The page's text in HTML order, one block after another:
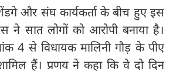
शेंडगे और संघ कार्यकर्ता के बीच हुए इस
ने सात लोगों को आरोपी बनाया है।
4 से विधायक मालिनी गौड़ के पीए
हैं। प्रणय ने कहा कि वे दो दिन